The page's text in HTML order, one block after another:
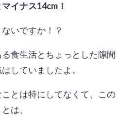
イナス14cm！
いですか！？
食生活とちょっとした隙間
していましたよ。
とは特にしてなくて、この
は、